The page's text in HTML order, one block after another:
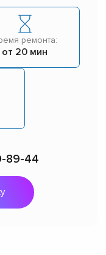
ремонта:
от 20 мин
89-44